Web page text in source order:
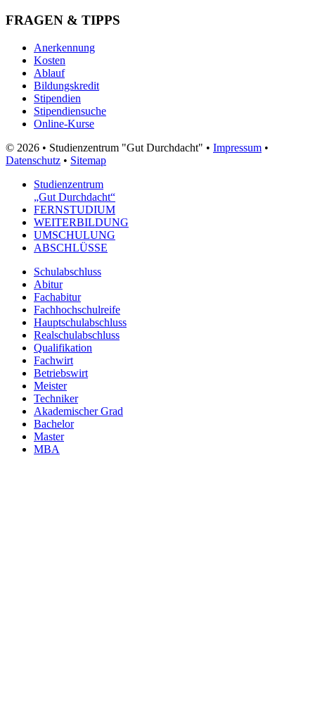
FRAGEN & TIPPS
Anerkennung
Kosten
Ablauf
Bildungskredit
Stipendien
Stipendiensuche
Online-Kurse
© 2026 • Studienzentrum "Gut Durchdacht" • Impressum •
Datenschutz • Sitemap
Studienzentrum
„Gut Durchdacht“
FERNSTUDIUM
WEITERBILDUNG
UMSCHULUNG
ABSCHLÜSSE
Schulabschluss
Abitur
Fachabitur
Fachhochschulreife
Hauptschulabschluss
Realschulabschluss
Qualifikation
Fachwirt
Betriebswirt
Meister
Techniker
Akademischer Grad
Bachelor
Master
MBA